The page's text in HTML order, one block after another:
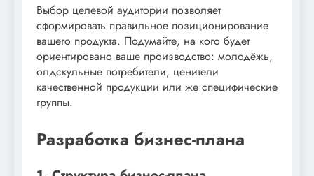
Выбор целевой аудитории позволяет
сформировать правильное позиционирование
вашего продукта. Подумайте, на кого будет
ориентировано ваше производство: молодёжь,
олдскульные потребители, ценители
качественной продукции или же специфические
группы.
Разработка бизнес-плана